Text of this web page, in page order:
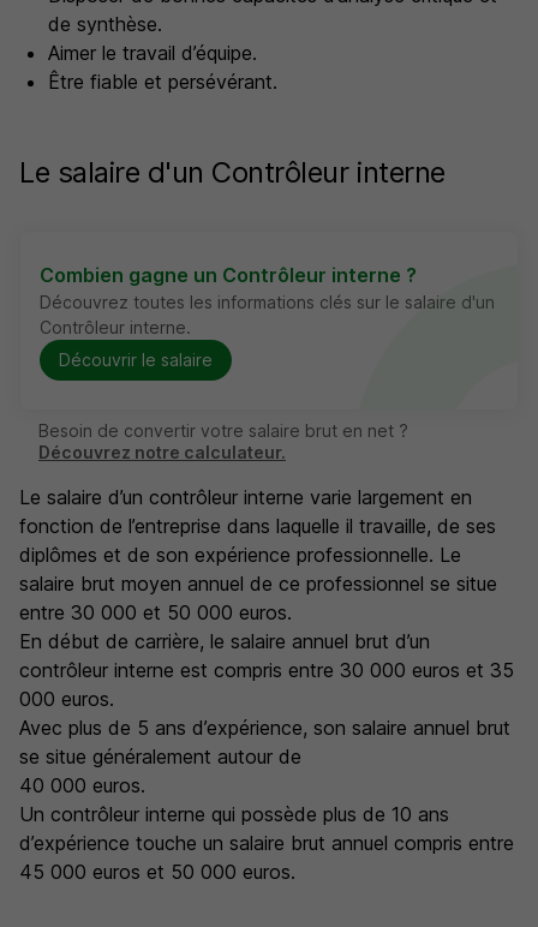
de synthèse.
Aimer le travail d’équipe.
Être fiable et persévérant.
Le salaire d'un Contrôleur interne
Combien gagne un Contrôleur interne ?
Découvrez toutes les informations clés sur le salaire d'un
Contrôleur interne.
Découvrir le salaire
Besoin de convertir votre salaire brut en net ?
Découvrez notre calculateur.
Le salaire d’un contrôleur interne varie largement en
fonction de l’entreprise dans laquelle il travaille, de ses
diplômes et de son expérience professionnelle. Le
salaire brut moyen annuel de ce professionnel se situe
entre 30 000 et 50 000 euros.
En début de carrière, le salaire annuel brut d’un
contrôleur interne est compris entre 30 000 euros et 35
000 euros.
Avec plus de 5 ans d’expérience, son salaire annuel brut
se situe généralement autour de
40 000 euros.
Un contrôleur interne qui possède plus de 10 ans
d’expérience touche un salaire brut annuel compris entre
45 000 euros et 50 000 euros.